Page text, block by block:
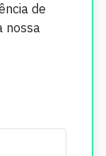
de
nossa
site são
de